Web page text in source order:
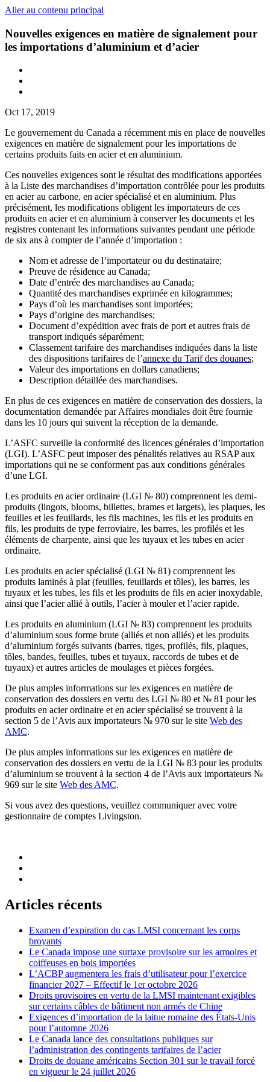
Aller au contenu principal
Nouvelles exigences en matière de signalement pour
les importations d’aluminium et d’acier
Oct 17, 2019
Le gouvernement du Canada a récemment mis en place de nouvelles
exigences en matière de signalement pour les importations de
certains produits faits en acier et en aluminium.
Ces nouvelles exigences sont le résultat des modifications apportées
à la Liste des marchandises d’importation contrôlée pour les produits
en acier au carbone, en acier spécialisé et en aluminium. Plus
précisément, les modifications obligent les importateurs de ces
produits en acier et en aluminium à conserver les documents et les
registres contenant les informations suivantes pendant une période
de six ans à compter de l’année d’importation :
Nom et adresse de l’importateur ou du destinataire;
Preuve de résidence au Canada;
Date d’entrée des marchandises au Canada;
Quantité des marchandises exprimée en kilogrammes;
Pays d’où les marchandises sont importées;
Pays d’origine des marchandises;
Document d’expédition avec frais de port et autres frais de
transport indiqués séparément;
Classement tarifaire des marchandises indiquées dans la liste
des dispositions tarifaires de l’annexe du Tarif des douanes;
Valeur des importations en dollars canadiens;
Description détaillée des marchandises.
En plus de ces exigences en matière de conservation des dossiers, la
documentation demandée par Affaires mondiales doit être fournie
dans les 10 jours qui suivent la réception de la demande.
L’ASFC surveille la conformité des licences générales d’importation
(LGI). L’ASFC peut imposer des pénalités relatives au RSAP aux
importations qui ne se conforment pas aux conditions générales
d’une LGI.
Les produits en acier ordinaire (LGI № 80) comprennent les demi-
produits (lingots, blooms, billettes, brames et largets), les plaques, les
feuilles et les feuillards, les fils machines, les fils et les produits en
fils, les produits de type ferroviaire, les barres, les profilés et les
éléments de charpente, ainsi que les tuyaux et les tubes en acier
ordinaire.
Les produits en acier spécialisé (LGI № 81) comprennent les
produits laminés à plat (feuilles, feuillards et tôles), les barres, les
tuyaux et les tubes, les fils et les produits de fils en acier inoxydable,
ainsi que l’acier allié à outils, l’acier à mouler et l’acier rapide.
Les produits en aluminium (LGI № 83) comprennent les produits
d’aluminium sous forme brute (alliés et non alliés) et les produits
d’aluminium forgés suivants (barres, tiges, profilés, fils, plaques,
tôles, bandes, feuilles, tubes et tuyaux, raccords de tubes et de
tuyaux) et autres articles de moulages et pièces forgées.
De plus amples informations sur les exigences en matière de
conservation des dossiers en vertu des LGI № 80 et № 81 pour les
produits en acier ordinaire et en acier spécialisé se trouvent à la
section 5 de l’Avis aux importateurs № 970 sur le site Web des
AMC.
De plus amples informations sur les exigences en matière de
conservation des dossiers en vertu de la LGI № 83 pour les produits
d’aluminium se trouvent à la section 4 de l’Avis aux importateurs №
969 sur le site Web des AMC.
Si vous avez des questions, veuillez communiquer avec votre
gestionnaire de comptes Livingston.
Articles récents
Examen d’expiration du cas LMSI concernant les corps
broyants
Le Canada impose une surtaxe provisoire sur les armoires et
coiffeuses en bois importées
L’ACBP augmentera les frais d’utilisateur pour l’exercice
financier 2027 – Effectif le 1er octobre 2026
Droits provisoires en vertu de la LMSI maintenant exigibles
sur certains câbles de bâtiment non armés de Chine
Exigences d’importation de la laitue romaine des États-Unis
pour l’automne 2026
Le Canada lance des consultations publiques sur
l’administration des contingents tarifaires de l’acier
Droits de douane américains Section 301 sur le travail forcé
en vigueur le 24 juillet 2026